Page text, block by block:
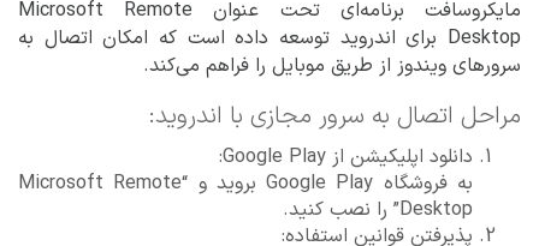
مایکروسافت برنامه‌ای تحت عنوان Microsoft Remote
Desktop برای اندروید توسعه داده است که امکان اتصال به
سرورهای ویندوز از طریق موبایل را فراهم می‌کند.
مراحل اتصال به سرور مجازی با اندروید:
دانلود اپلیکیشن از Google Play:
به فروشگاه Google Play بروید و “Microsoft Remote
Desktop” را نصب کنید.
پذیرفتن قوانین استفاده: